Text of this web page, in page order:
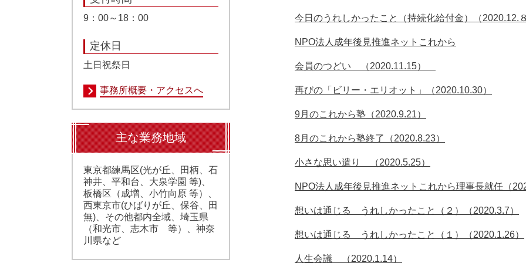
今日のうれしかったこと（持続化給付金）（2020.12.８
NPO法人成年後見推進ネットこれから
会員のつどい （2020.11.15）
再びの「ビリー・エリオット」（2020.10.30）
9月のこれから塾（2020.9.21）
8月のこれから塾終了（2020.8.23）
小さな思い遣り （2020.5.25）
NPO法人成年後見推進ネットこれから理事長就任（
想いは通じる うれしかったこと（２）（2020.3.7）
想いは通じる うれしかったこと（１）（2020.1.26）
人生会議 （2020.1.14）
9：00～18：00
定休日
土日祝祭日
事務所概要・アクセスへ
主な業務地域
東京都練馬区(光が丘、田柄、石
神井、平和台、大泉学園 等)、
板橋区（成増、小竹向原 等）、
西東京市(ひばりが丘、保谷、田
無)、その他都内全域、埼玉県
（和光市、志木市 等）、神奈
川県など